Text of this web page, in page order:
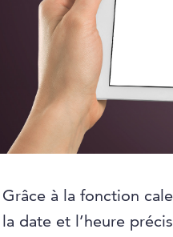
Grâce à la fonction
la date et l’heure